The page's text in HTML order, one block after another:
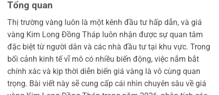
Tổng quan
Thị trường vàng luôn là một kênh đầu tư hấp dẫn, và giá
vàng Kim Long Đồng Tháp luôn nhận được sự quan tâm
đặc biệt từ người dân và các nhà đầu tư tại khu vực. Trong
bối cảnh kinh tế vĩ mô có nhiều biến động, việc nắm bắt
chính xác và kịp thời diễn biến giá vàng là vô cùng quan
trọng. Bài viết này sẽ cung cấp cái nhìn chuyên sâu về giá